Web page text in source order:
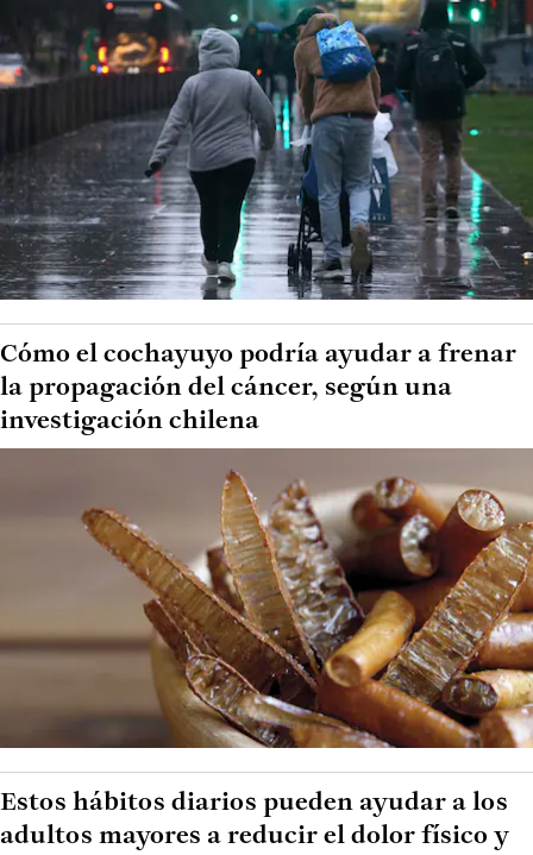
Cómo el cochayuyo podría ayudar a frenar
la propagación del cáncer, según una
investigación chilena
Estos hábitos diarios pueden ayudar a los
adultos mayores a reducir el dolor físico y